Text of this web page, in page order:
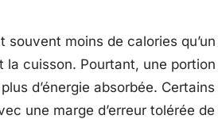
moins de calories
la cuisson. Pourtant, une
d’énergie absorbée.
une marge d’erreur tolérée